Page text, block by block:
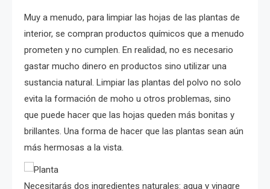
Muy a menudo, para limpiar las hojas de las plantas de
interior, se compran productos químicos que a menudo
prometen y no cumplen. En realidad, no es necesario
gastar mucho dinero en productos sino utilizar una
sustancia natural. Limpiar las plantas del polvo no solo
evita la formación de moho u otros problemas, sino
que puede hacer que las hojas queden más bonitas y
brillantes. Una forma de hacer que las plantas sean aún
más hermosas a la vista.
Necesitarás dos ingredientes naturales: agua y vinagre